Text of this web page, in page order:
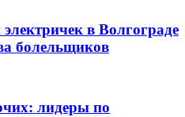
в Волгограде
болельщиков
лидеры по